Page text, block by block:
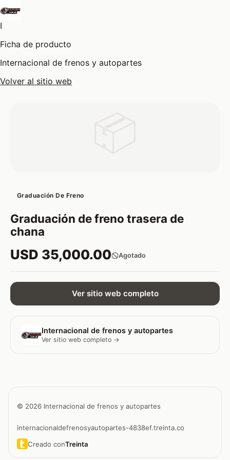
I
Ficha de producto
Internacional de frenos y autopartes
Volver al sitio web
Graduación De Freno
Graduación de freno trasera de
chana
USD 35,000.00 Agotado
Ver sitio web completo
Internacional de frenos y autopartes
Ver sitio web completo →
© 2026 Internacional de frenos y autopartes
internacionaldefrenosyautopartes-4838ef.treinta.co
Creado conTreinta